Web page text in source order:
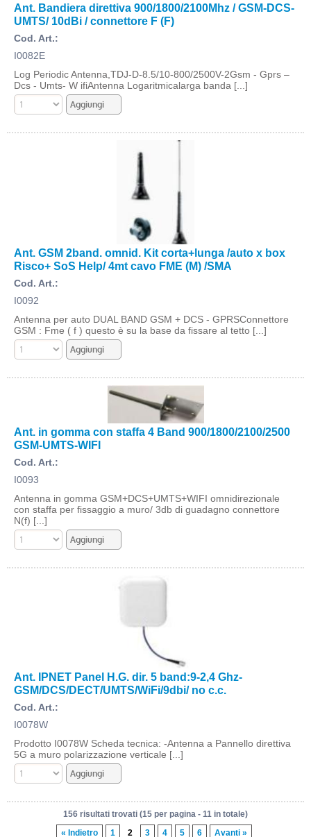
Ant. Bandiera direttiva 900/1800/2100Mhz / GSM-DCS-
UMTS/ 10dBi / connettore F (F)
Cod. Art.:
I0082E
Log Periodic Antenna,TDJ-D-8.5/10-800/2500V-2Gsm - Gprs –
Dcs - Umts- W ifiAntenna Logaritmicalarga banda [...]
Ant. GSM 2band. omnid. Kit corta+lunga /auto x box
Risco+ SoS Help/ 4mt cavo FME (M) /SMA
Cod. Art.:
I0092
Antenna per auto DUAL BAND GSM + DCS - GPRSConnettore
GSM : Fme ( f ) questo è su la base da fissare al tetto [...]
Ant. in gomma con staffa 4 Band 900/1800/2100/2500
GSM-UMTS-WIFI
Cod. Art.:
I0093
Antenna in gomma GSM+DCS+UMTS+WIFI omnidirezionale
con staffa per fissaggio a muro/ 3db di guadagno connettore
N(f) [...]
Ant. IPNET Panel H.G. dir. 5 band:9-2,4 Ghz-
GSM/DCS/DECT/UMTS/WiFi/9dbi/ no c.c.
Cod. Art.:
I0078W
Prodotto I0078W Scheda tecnica: -Antenna a Pannello direttiva
5G a muro polarizzazione verticale [...]
156 risultati trovati (15 per pagina - 11 in totale)
« Indietro
1 2 3 4 5 6 Avanti »